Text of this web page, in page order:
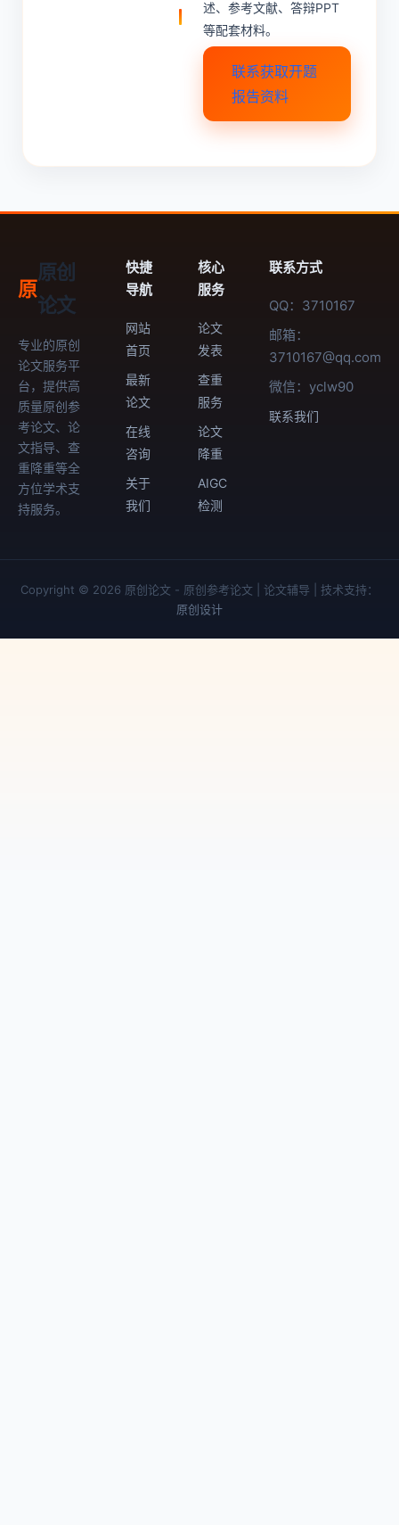
述、参考文献、答辩PPT
等配套材料。
联系获取开题
报告资料
原
原创
论文
专业的原创
论文服务平
台，提供高
质量原创参
考论文、论
文指导、查
重降重等全
方位学术支
持服务。
快捷
导航
网站
首页
最新
论文
在线
咨询
关于
我们
核心
服务
论文
发表
查重
服务
论文
降重
AIGC
检测
联系方式
QQ：3710167
邮箱：
3710167@qq.com
微信：yclw90
联系我们
Copyright © 2026 原创论文 - 原创参考论文 | 论文辅导 | 技术支持：
原创设计